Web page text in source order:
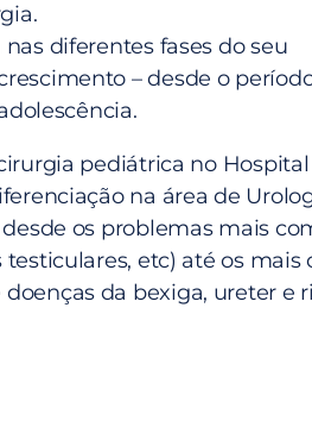
diferentes fases do seu
– desde o
pediátrica no Hospital
na área de
os problemas mais
etc) até os mais
da bexiga, ureter e